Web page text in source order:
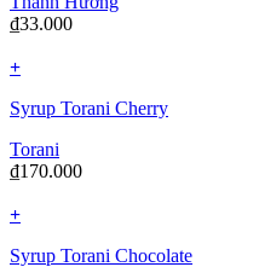
₫33.000
+
Syrup Torani Cherry
Torani
₫170.000
+
Syrup Torani Chocolate